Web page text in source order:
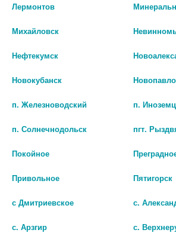
Показать все ...
Популярные в разделе
Лермонтов
Михайловск
Нефтекумск
Новокубанск
п. Железноводский п.
п. Солнечнодольск пгт.
Покойное
Привольное Пятигорск
с Дмитриевское с.
с. Арзгир с.